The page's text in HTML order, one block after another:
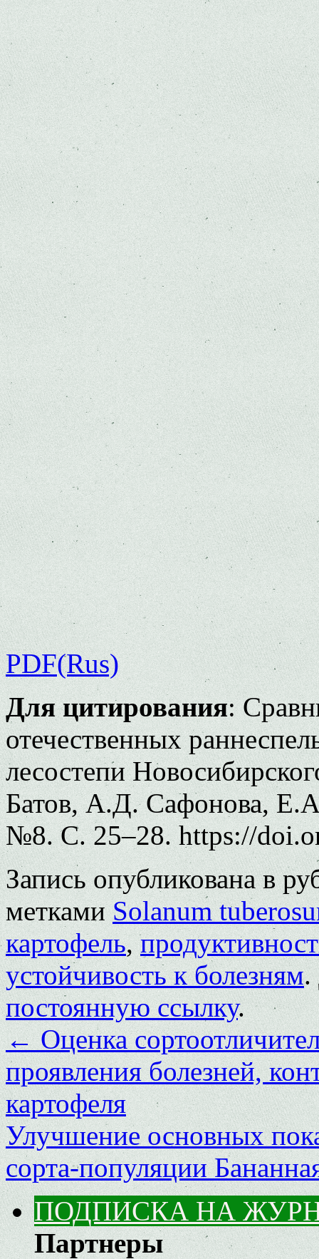
PDF(Rus)
Для цитирования:
отечественных
лесостепи
Батов, А.Д. Сафонова,
№8. С. 25–28. https://
Запись опубликована в
меткамиSolanum
картофель,
устойчивость к болезням.
постоянную ссылку.
←Оценка
проявления болезней,
картофеля
Улучшение основных
сорта-популяции
ПОДПИСКА НА
Партнеры